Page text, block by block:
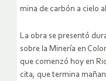
mina de carbón a cielo
La obra se presentó
sobre la Minería en
que comenzó hoy en
cita, que termina